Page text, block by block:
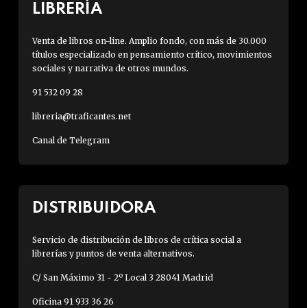
LIBRERÍA
Venta de libros on-line. Amplio fondo, con más de 30.000
títulos especializado en pensamiento crítico, movimientos
sociales y narrativa de otros mundos.
91 532 09 28
libreria@traficantes.net
Canal de Telegram
DISTRIBUIDORA
Servicio de distribución de libros de crítica social a
librerías y puntos de venta alternativos.
C/ San Máximo 31 - 2º Local 3 28041 Madrid
Oficina 91 933 36 26